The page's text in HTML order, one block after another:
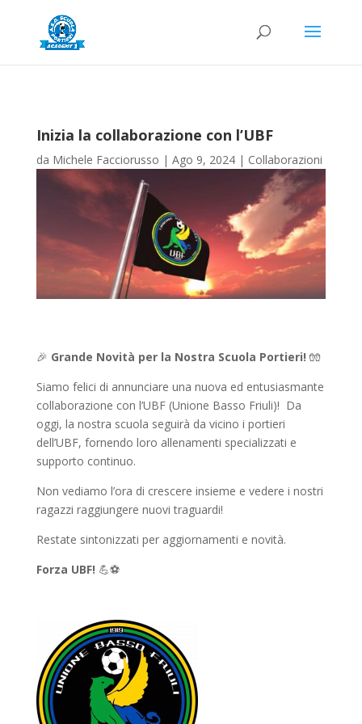
Inizia la collaborazione con l’UBF
da Michele Facciorusso | Ago 9, 2024| Collaborazioni
🎉 Grande Novità per la Nostra Scuola Portieri! 🧤
Siamo felici di annunciare una nuova ed entusiasmante
collaborazione con l’UBF (Unione Basso Friuli)! Da
oggi, la nostra scuola seguirà da vicino i portieri
dell’UBF, fornendo loro allenamenti specializzati e
supporto continuo.
Non vediamo l’ora di crescere insieme e vedere i nostri
ragazzi raggiungere nuovi traguardi!
Restate sintonizzati per aggiornamenti e novità.
Forza UBF! 💪⚽